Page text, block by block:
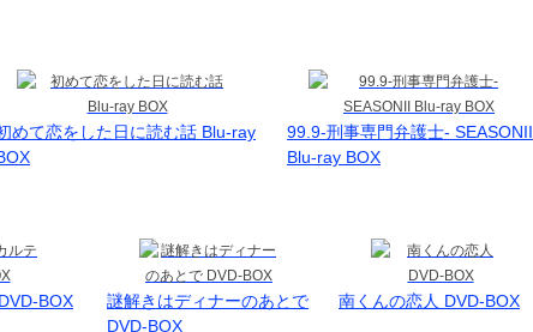
めて恋をした日に読む話 Blu-ray
99.9-刑事専門弁護士- SEASONII
Blu-ray BOX
BOX
謎解きはディナーのあとで
DVD-BOX
南くんの恋人 DVD-BOX